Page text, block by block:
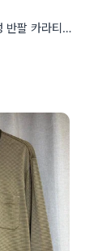
반팔 카라티셔